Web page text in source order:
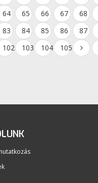
64 65 66 67 68
83 84 85 86 87
102 103 104 105